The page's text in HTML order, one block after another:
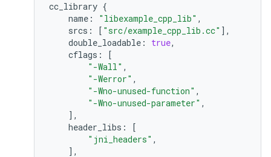
cc_library {
name : "libexample_cpp_lib" ,
srcs : [ "src/example_cpp_lib.cc" ],
double_loadable : true,
cflags :
[
"-Wall" ,
"-Werror" ,
"-Wno-unused-function" ,
"-Wno-unused-parameter" ,
],
header_libs :
[
"jni_headers" ,
],